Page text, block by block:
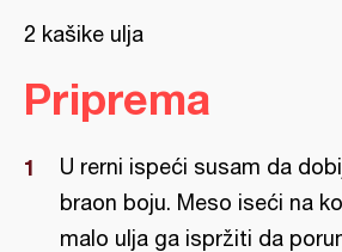
2 kašike ulja
Priprema
U rerni ispeći susam da
braon boju. Meso iseći na
malo ulja ga ispržiti da